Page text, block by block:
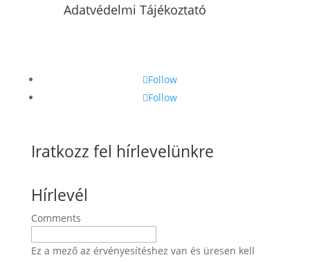
Adatvédelmi Tájékoztató
Follow
Follow
Iratkozz fel hírlevelünkre
Hírlevél
Comments
Ez a mező az érvényesítéshez van és üresen kell